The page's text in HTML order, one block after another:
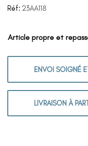
Réf: 23AA118
Article propre et
ENVOI SOIGNÉ
LIVRAISON À